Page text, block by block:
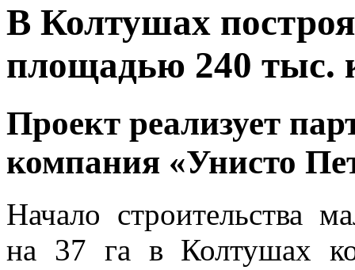
В Колтушах
площадью 240 тыс.
Проект реализует
компания «Унисто
Начало строительства
на 37 га в Колтушах